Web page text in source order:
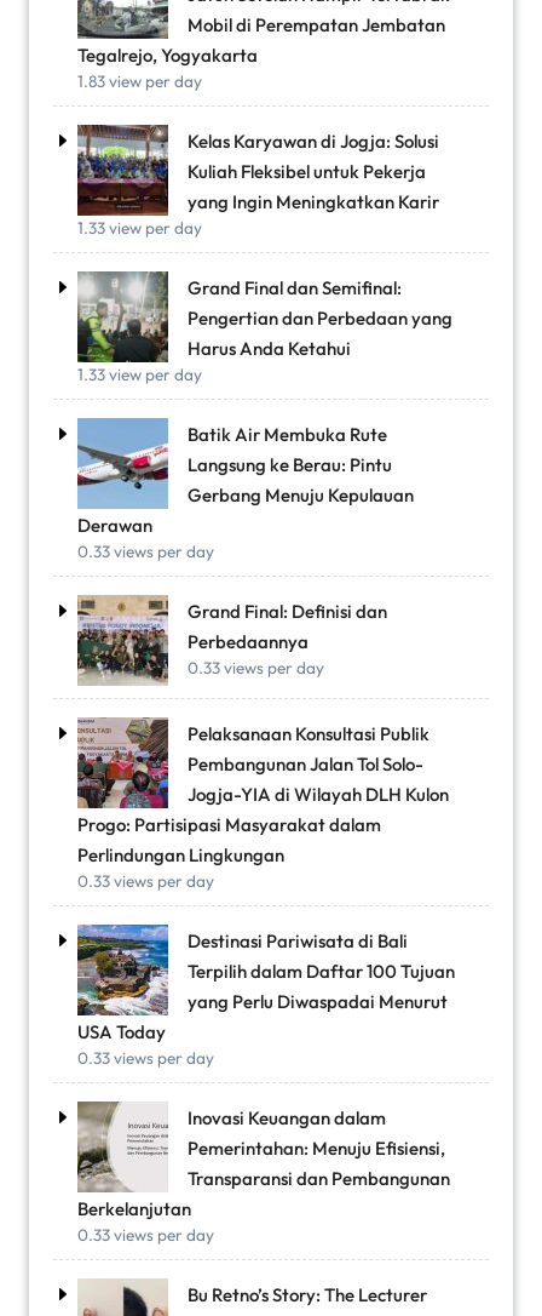
Mobil di Perempatan Jembatan
Tegalrejo, Yogyakarta
1.83 view per day
Kelas Karyawan di Jogja: Solusi
Kuliah Fleksibel untuk Pekerja
yang Ingin Meningkatkan Karir
1.33 view per day
Grand Final dan Semifinal:
Pengertian dan Perbedaan yang
Harus Anda Ketahui
1.33 view per day
Batik Air Membuka Rute
Langsung ke Berau: Pintu
Gerbang Menuju Kepulauan
Derawan
0.33 views per day
Grand Final: Definisi dan
Perbedaannya
0.33 views per day
Pelaksanaan Konsultasi Publik
Pembangunan Jalan Tol Solo-
Jogja-YIA di Wilayah DLH Kulon
Progo: Partisipasi Masyarakat dalam
Perlindungan Lingkungan
0.33 views per day
Destinasi Pariwisata di Bali
Terpilih dalam Daftar 100 Tujuan
yang Perlu Diwaspadai Menurut
USA Today
0.33 views per day
Inovasi Keuangan dalam
Pemerintahan: Menuju Efisiensi,
Transparansi dan Pembangunan
Berkelanjutan
0.33 views per day
Bu Retno’s Story: The Lecturer